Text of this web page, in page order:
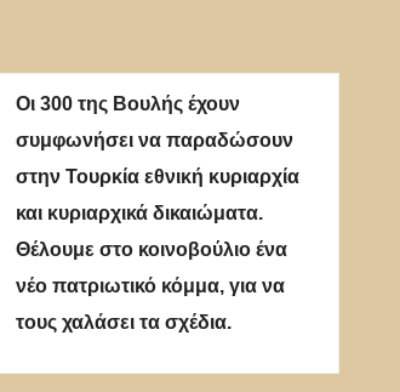
Οι 300 της Βουλής έχουν
συμφωνήσει να παραδώσουν
στην Τουρκία εθνική κυριαρχία
και κυριαρχικά δικαιώματα.
Θέλουμε στο κοινοβούλιο ένα
νέο πατριωτικό κόμμα, για να
τους χαλάσει τα σχέδια.